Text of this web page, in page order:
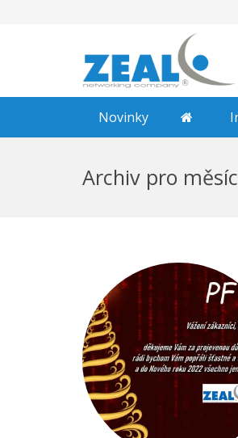
Novinky
Archiv pro